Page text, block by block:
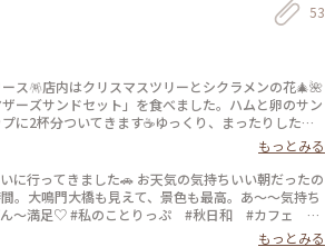
53
ス🪅店内はクリスマスツリーとシクラメンの花🎄🌺
ーズサンドセット」を食べました。ハムと卵のサン
に2杯分ついてきます☕️ゆっくり、まったりしたい
のお店です😊 #マザーズ #マザーズサンド #カフ
もっとみる
に行ってきました🚗 お天気の気持ちいい朝だったの
。大鳴門大橋も見えて、景色も最高。あ〜〜気持ち
ん〜満足♡ #私のことりっぷ #秋日和 #カフェ #
もっとみる